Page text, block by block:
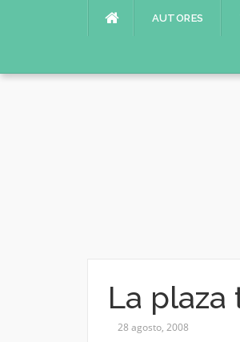
AUTORES
La plaza
28 agosto, 2008